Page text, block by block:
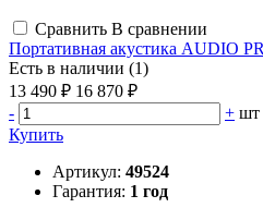
Сравнить В сравнении
Портативная акустика AUDIO
Есть в наличии (1)
13 490 ₽ 16 870 ₽
-
+ шт
Купить
Артикул: 49524
Гарантия: 1 год